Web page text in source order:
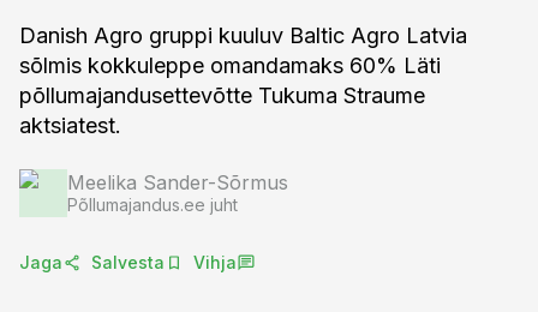
Danish Agro gruppi kuuluv Baltic Agro Latvia
sõlmis kokkuleppe omandamaks 60% Läti
põllumajandusettevõtte Tukuma Straume
aktsiatest.
Meelika Sander-Sõrmus
Põllumajandus.ee juht
Jaga Salvesta Vihja